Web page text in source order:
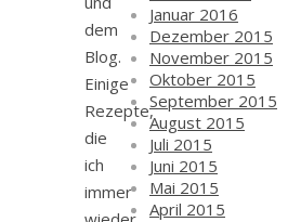
dem
Blog.
Einige
Rezepte,
die
ich
immer
Januar 2016
Dezember 2015
November 2015
Oktober 2015
September 2015
August 2015
Juli 2015
Juni 2015
Mai 2015
April 2015